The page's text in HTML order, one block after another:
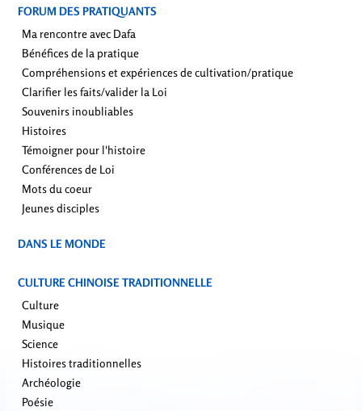
FORUM DES PRATIQUANTS
Ma rencontre avec Dafa
Bénéfices de la pratique
Compréhensions et expériences de cultivation/pratique
Clarifier les faits/valider la Loi
Souvenirs inoubliables
Histoires
Témoigner pour l'histoire
Conférences de Loi
Mots du coeur
Jeunes disciples
DANS LE MONDE
CULTURE CHINOISE TRADITIONNELLE
Culture
Musique
Science
Histoires traditionnelles
Archéologie
Poésie